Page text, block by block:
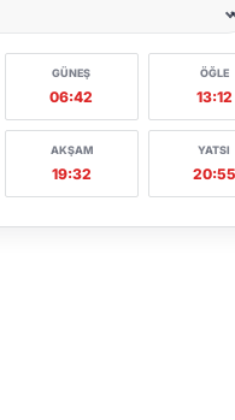
GÜNEŞ
06:42
ÖĞLE
13:12
AKŞAM
19:32
YATSI
20:55